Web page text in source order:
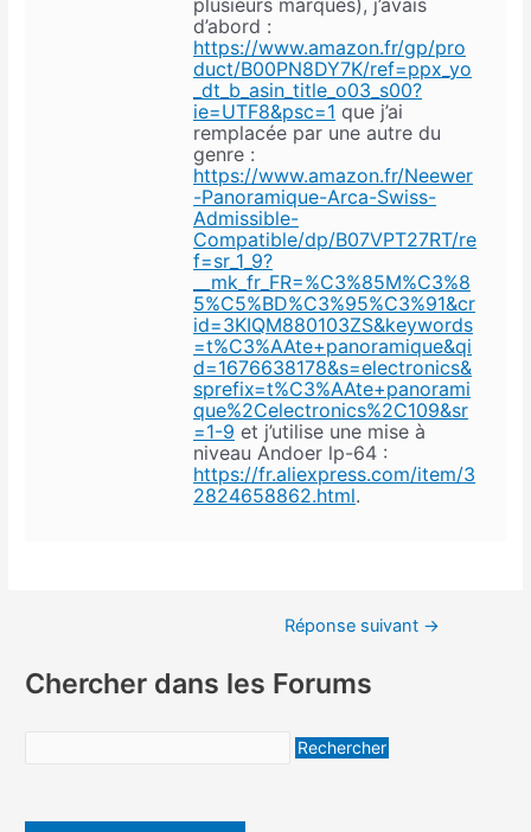
plusieurs marques), j’avais
d’abord :
https://www.amazon.fr/gp/pro
duct/B00PN8DY7K/ref=ppx_yo
_dt_b_asin_title_o03_s00?
ie=UTF8&psc=1 que j’ai
remplacée par une autre du
genre :
https://www.amazon.fr/Neewer
-Panoramique-Arca-Swiss-
Admissible-
Compatible/dp/B07VPT27RT/re
f=sr_1_9?
__mk_fr_FR=%C3%85M%C3%8
5%C5%BD%C3%95%C3%91&cr
id=3KIQM880103ZS&keywords
=t%C3%AAte+panoramique&qi
d=1676638178&s=electronics&
sprefix=t%C3%AAte+panorami
que%2Celectronics%2C109&sr
=1-9 et j’utilise une mise à
niveau Andoer lp-64 :
https://fr.aliexpress.com/item/3
2824658862.html.
Réponse suivant →
Chercher dans les Forums